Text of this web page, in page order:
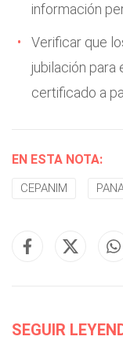
información
Verificar que
jubilación para
certificado a
EN ESTA NOTA:
CEPANIM
SEGUIR